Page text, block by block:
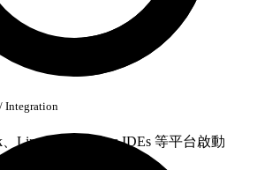
Integration
Linear、JetBrains IDEs 等平台啟動